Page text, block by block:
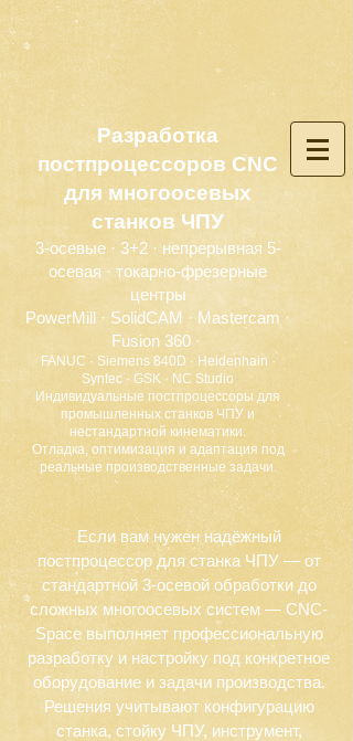
Разработка
постпроцессоров CNC
для многоосевых
станков ЧПУ
3-осевые · 3+2 · непрерывная 5-
осевая · токарно-фрезерные
центры
PowerMill · SolidCAM · Mastercam ·
Fusion 360 ·
FANUC · Siemens 840D · Heidenhain ·
Syntec · GSK · NC Studio
Индивидуальные постпроцессоры для
промышленных станков ЧПУ и
нестандартной кинематики.
Отладка, оптимизация и адаптация под
реальные производственные задачи.
Если вам нужен надёжный
постпроцессор для станка ЧПУ — от
стандартной 3-осевой обработки до
сложных многоосевых систем — CNC-
Space выполняет профессиональную
разработку и настройку под конкретное
оборудование и задачи производства.
Решения учитывают конфигурацию
станка, стойку ЧПУ, инструмент,